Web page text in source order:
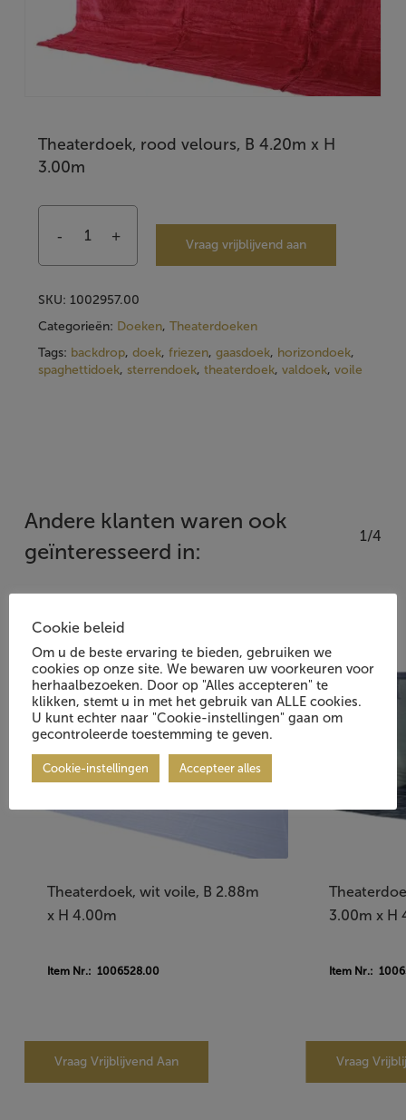
Theaterdoek, rood velours, B 4.20m x H
3.00m
Vraag vrijblijvend aan
SKU: 1002957.00
Categorieën: Doeken, Theaterdoeken
Tags: backdrop, doek, friezen, gaasdoek, horizondoek,
spaghettidoek, sterrendoek, theaterdoek, valdoek, voile
Andere klanten waren ook
geïnteresseerd in:
1/4
Theaterdoek, wit voile, B 2.88m
x H 4.00m
Item Nr.: 1006528.00
Vraag Vrijblijvend Aan
3.00m x H
Item Nr.:
Vraag
Cookie beleid
Om u de beste ervaring te bieden, gebruiken we
cookies op onze site. We bewaren uw voorkeuren voor
herhaalbezoeken. Door op "Alles accepteren" te
klikken, stemt u in met het gebruik van ALLE cookies.
U kunt echter naar "Cookie-instellingen" gaan om
gecontroleerde toestemming te geven.
Cookie-instellingen Accepteer alles